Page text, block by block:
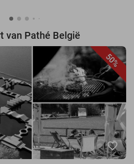
van Pathé België
50%
favorite_border